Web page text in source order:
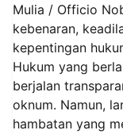
Mulia / Officio
kebenaran,
kepentingan
Hukum yang
berjalan
oknum. Namun,
hambatan yang